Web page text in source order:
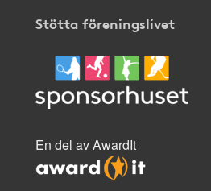
Stötta föreningslivet
En del av AwardIt